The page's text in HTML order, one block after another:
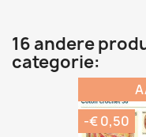
16 andere
categorie:
-€ 0,50